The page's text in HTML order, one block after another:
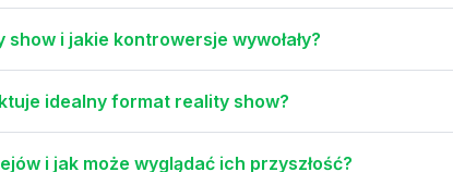
i jakie kontrowersje wywołały?
idealny format reality show?
i jak może wyglądać ich przyszłość?